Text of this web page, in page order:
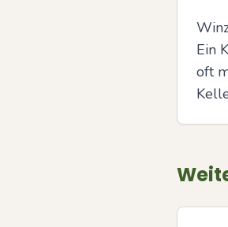
Ein
oft